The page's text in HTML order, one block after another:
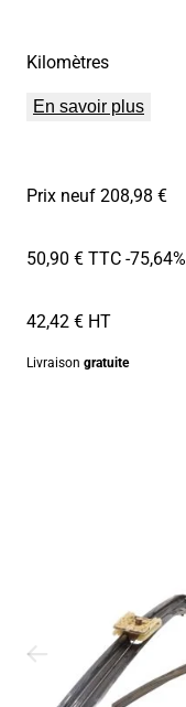
Kilomètres
En savoir plus
Prix neuf 208,98 €
50,90 € TTC-75,64%
42,42 € HT
Livraison gratuite